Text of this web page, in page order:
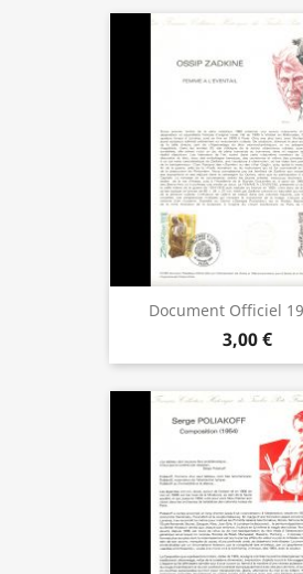
Document Officiel
3,00 €